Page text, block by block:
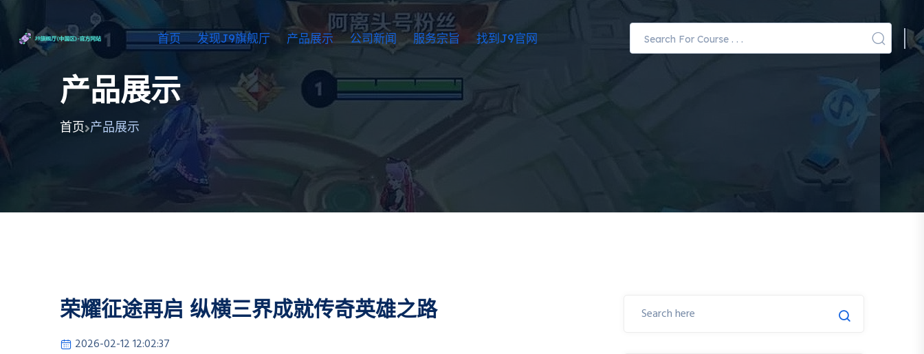
首页 发现J9旗舰厅 产品展示 公司新闻 服务宗旨 找到J9官网
产品展示
首页 产品展示
荣耀征途再启 纵横三界成就传奇英雄之路
2026-02-12 12:02:37